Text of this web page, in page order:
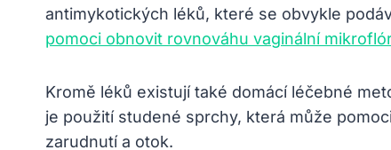
antimykotických léků, které se obvykle
pomoci obnovit rovnováhu vaginální
Kromě léků existují také domácí léčebné
je použití studené sprchy, která může
zarudnutí a otok.